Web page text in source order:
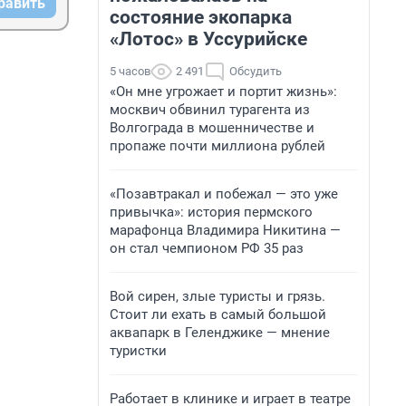
состояние экопарка
«Лотос» в Уссурийске
5 часов 2 491 Обсудить
«Он мне угрожает и портит жизнь»:
москвич обвинил турагента из
Волгограда в мошенничестве и
пропаже почти миллиона рублей
«Позавтракал и побежал — это уже
привычка»: история пермского
марафонца Владимира Никитина —
он стал чемпионом РФ 35 раз
Вой сирен, злые туристы и грязь.
Стоит ли ехать в самый большой
аквапарк в Геленджике — мнение
туристки
Работает в клинике и играет в театре